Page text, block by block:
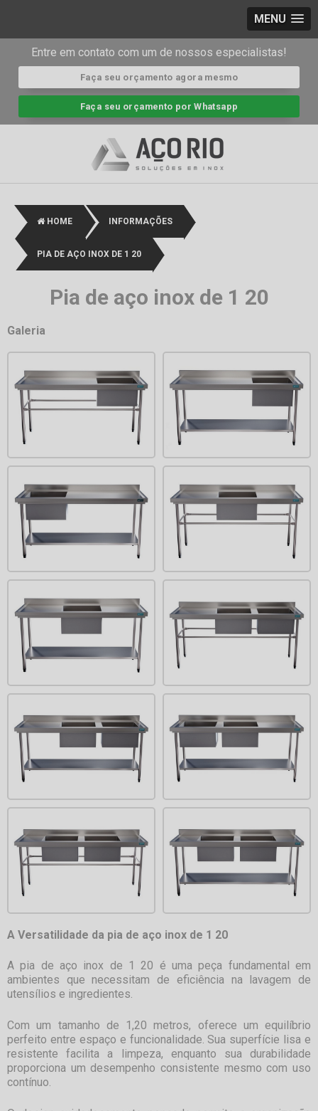
MENU
Entre em contato com um de nossos especialistas!
Faça seu orçamento agora mesmo
Faça seu orçamento por Whatsapp
HOME INFORMAÇÕES
PIA DE AÇO INOX DE 1 20
Pia de aço inox de 1 20
Galeria
A Versatilidade da pia de aço inox de 1 20
Apia de aço inox de 1 20 é uma peça fundamental em
ambientes que necessitam de eficiência na lavagem de
utensílios e ingredientes.
Com um tamanho de 1,20 metros, oferece um equilíbrio
perfeito entre espaço e funcionalidade. Sua superfície lisa e
resistente facilita a limpeza, enquanto sua durabilidade
proporciona um desempenho consistente mesmo com uso
contínuo.